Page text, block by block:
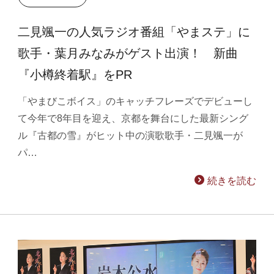
二見颯一の人気ラジオ番組「やまステ」に
歌手・葉月みなみがゲスト出演！ 新曲
『小樽終着駅』をPR
「やまびこボイス」のキャッチフレーズでデビューし
て今年で8年目を迎え、京都を舞台にした最新シング
ル『古都の雪』がヒット中の演歌歌手・二見颯一が
パ…
続きを読む